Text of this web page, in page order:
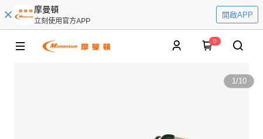
摩曼頓
立刻使用官方APP
開啟APP
0
1/10